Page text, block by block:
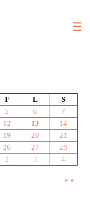
☰
F L
S
5 6
7
12 13
14
19 20
21
26 27
28
2 3 4
« »